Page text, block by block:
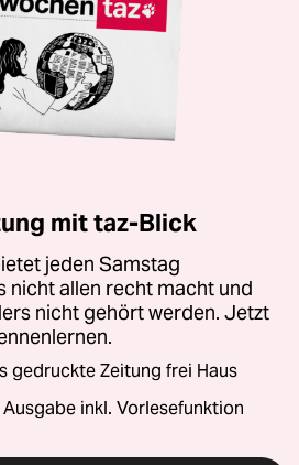
mit taz-Blick
jeden Samstag
nicht allen recht macht und
nicht gehört werden. Jetzt
gedruckte Zeitung frei Haus
inkl. Vorlesefunktion